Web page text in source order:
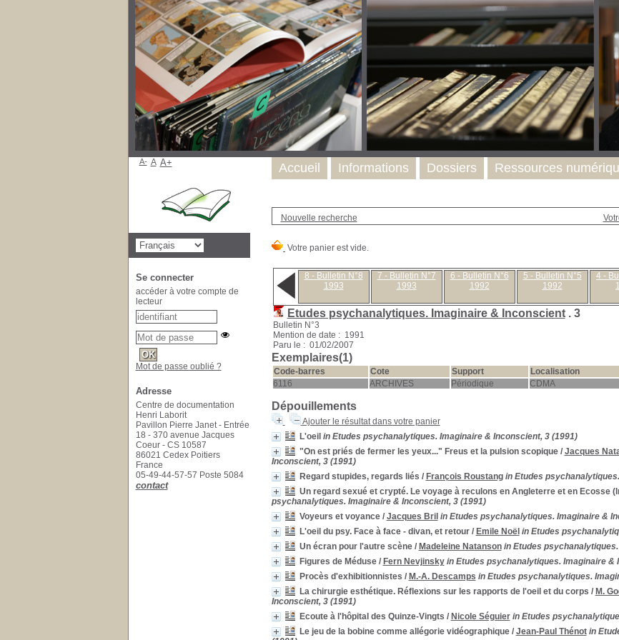
Nouvelle recherche
8 - Bulletin N°8
1993
7 - Bulletin N°7
1993
6 - Bulletin N°6
1992
5 - Bulletin N°5
1992
4 -
Etudes psychanalytiques. Imaginaire & Inconscient. 3
Bulletin N°3
Mention de date : 1991
Paru le : 01/02/2007
Exemplaires(1)
Code-barres Cote Support Localisation
6116
ARCHIVES Périodique CDMA
Dépouillements
Ajouter le résultat dans votre panier
L'oeil in Etudes psychanalytiques. Imaginaire & Inconscient, 3 (1991)
"On est priés de fermer les yeux..." Freus et la pulsion scopique/ Jacques
Inconscient, 3 (1991)
Regard stupides, regards liés / François Roustang in Etudes
Un regard sexué et crypté. Le voyage à reculons en Angleterre et en Ecosse
psychanalytiques. Imaginaire & Inconscient, 3 (1991)
Voyeurs et voyance/ Jacques Bril in Etudes psychanalytiques. Imaginaire &
L'oeil du psy. Face à face - divan, et retour/ Emile Noël in Etudes
Un écran pour l'autre scène/ Madeleine Natanson in Etudes
Figures de Méduse/ Fern Nevjinsky in Etudes psychanalytiques. Imaginaire &
Procès d'exhibitionnistes / M.-A. Descamps in Etudes psychanalytiques.
La chirurgie esthétique. Réflexions sur les rapports de l'oeil et du corps / M.
Inconscient, 3 (1991)
Ecoute à l'hôpital des Quinze-Vingts / Nicole Séguier in Etudes
Le jeu de la bobine comme allégorie vidéographique/ Jean-Paul Thénot in
Accueil Informations Dossiers Ressources
A- A A+
Se connecter
accéder à votre compte de
lecteur
Mot de passe oublié ?
Adresse
Centre de documentation
Henri Laborit
Pavillon Pierre Janet - Entrée
18 - 370 avenue Jacques
Coeur - CS 10587
86021 Cedex Poitiers
France
05-49-44-57-57 Poste 5084
contact